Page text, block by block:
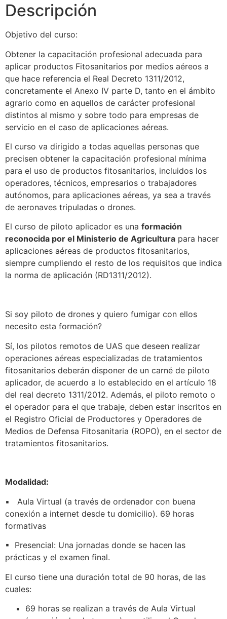
Descripción
Objetivo del curso:
Obtener la capacitación profesional adecuada para
aplicar productos Fitosanitarios por medios aéreos a
que hace referencia el Real Decreto 1311/2012,
concretamente el Anexo IV parte D, tanto en el ámbito
agrario como en aquellos de carácter profesional
distintos al mismo y sobre todo para empresas de
servicio en el caso de aplicaciones aéreas.
El curso va dirigido a todas aquellas personas que
precisen obtener la capacitación profesional mínima
para el uso de productos fitosanitarios, incluidos los
operadores, técnicos, empresarios o trabajadores
autónomos, para aplicaciones aéreas, ya sea a través
de aeronaves tripuladas o drones.
El curso de piloto aplicador es una formación
reconocida por el Ministerio de Agricultura para hacer
aplicaciones aéreas de productos fitosanitarios,
siempre cumpliendo el resto de los requisitos que indica
la norma de aplicación (RD1311/2012).
Si soy piloto de drones y quiero fumigar con ellos
necesito esta formación?
Sí, los pilotos remotos de UAS que deseen realizar
operaciones aéreas especializadas de tratamientos
fitosanitarios deberán disponer de un carné de piloto
aplicador, de acuerdo a lo establecido en el artículo 18
del real decreto 1311/2012. Además, el piloto remoto o
el operador para el que trabaje, deben estar inscritos en
el Registro Oficial de Productores y Operadores de
Medios de Defensa Fitosanitaria (ROPO), en el sector de
tratamientos fitosanitarios.
Modalidad:
▪ Aula Virtual (a través de ordenador con buena
conexión a internet desde tu domicilio). 69 horas
formativas
▪ Presencial: Una jornadas donde se hacen las
prácticas y el examen final.
El curso tiene una duración total de 90 horas, de las
cuales:
69 horas se realizan a través de Aula Virtual